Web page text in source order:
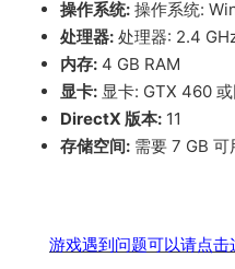
操作系统: 操作系统:
处理器: 处理器: 2.4
内存: 4 GB RAM
显卡: 显卡: GTX 460
DirectX 版本: 11
存储空间: 需要 7 GB 可
游戏遇到问题可以请点击